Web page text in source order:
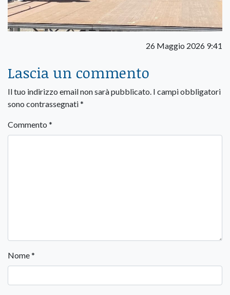
26 Maggio 2026 9:41
Lascia un commento
Il tuo indirizzo email non sarà pubblicato. I campi obbligatori
sono contrassegnati*
Commento *
Nome*